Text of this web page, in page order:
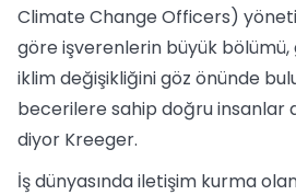
Climate Change Officers)
göre işverenlerin büyük
iklim değişikliğini göz önünde
becerilere sahip doğru insanlar
diyor Kreeger.
İş dünyasında iletişim kurma